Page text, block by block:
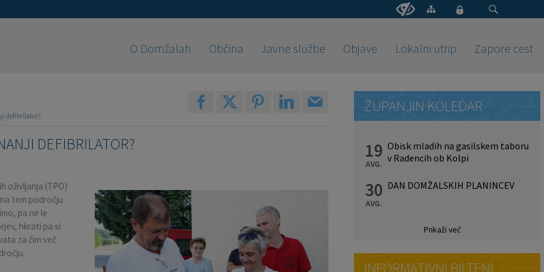
O Domžalah Občina Javne službe Objave Lokalni utrip Zapore cest
defibrilator?
DEFIBRILATOR?
oživljanja (TPO)
tem področju
pa ne le
hkrati pa si
za čim več
ŽUPANJIN KOLEDAR
19
AVG.
Obisk mladih na gasilskem taboru
v Radencih ob Kolpi
30
AVG.
DAN DOMŽALSKIH PLANINCEV
Prikaži več
INFORMATIVNI BILTENI